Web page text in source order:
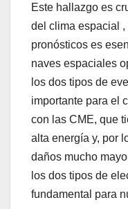
Este hallazgo es
del clima espacial
pronósticos es
naves espaciales
los dos tipos de
importante para el
con las CME, que
alta energía y, por
daños mucho
los dos tipos de
fundamental para